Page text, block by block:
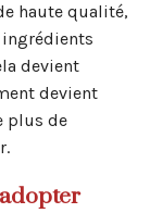
haute qualité,
ingrédients
devient
devient
plus de